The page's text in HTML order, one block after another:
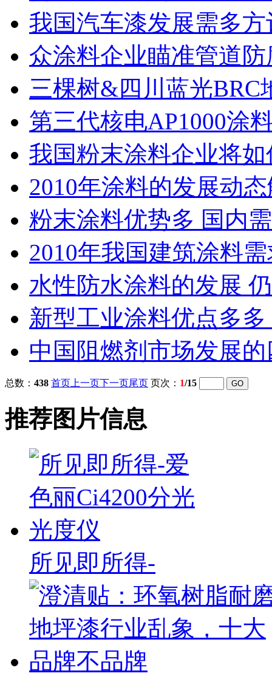
我国汽车漆发展需多
众涂料企业瞄准管道
三棵树&四川蓝光BRC
第三代核电AP1000涂
我国粉末涂料企业将
2010年涂料的发展动
粉末涂料优势多 国内
2010年我国建筑涂料
水性防水涂料的发展
新型工业涂料优点多
中国阻燃剂市场发展
总数： 438 首页 上一页下一页尾页 页次： 1/15
推荐图片信息
所见即所得-